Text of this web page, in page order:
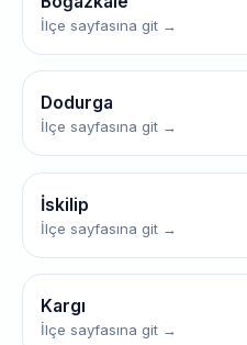
İlçe sayfasına git →
Dodurga
İlçe sayfasına git →
İskilip
İlçe sayfasına git →
Kargı
İlçe sayfasına git →